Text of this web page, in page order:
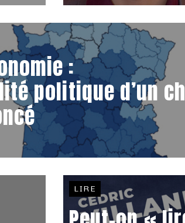
:
politique d’un
LIRE